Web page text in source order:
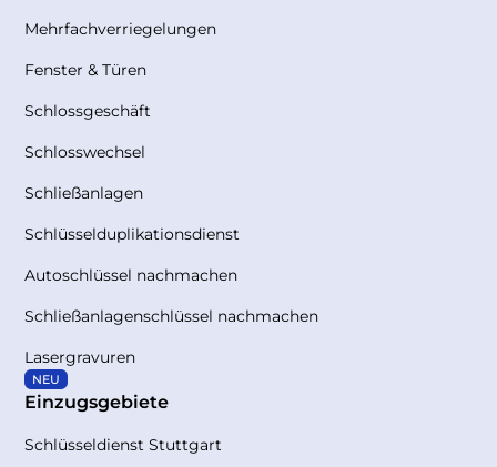
Mehrfachverriegelungen
Fenster & Türen
Schlossgeschäft
Schlosswechsel
Schließanlagen
Schlüsselduplikationsdienst
Autoschlüssel nachmachen
Schließanlagenschlüssel nachmachen
Lasergravuren
NEU
Einzugsgebiete
Schlüsseldienst Stuttgart